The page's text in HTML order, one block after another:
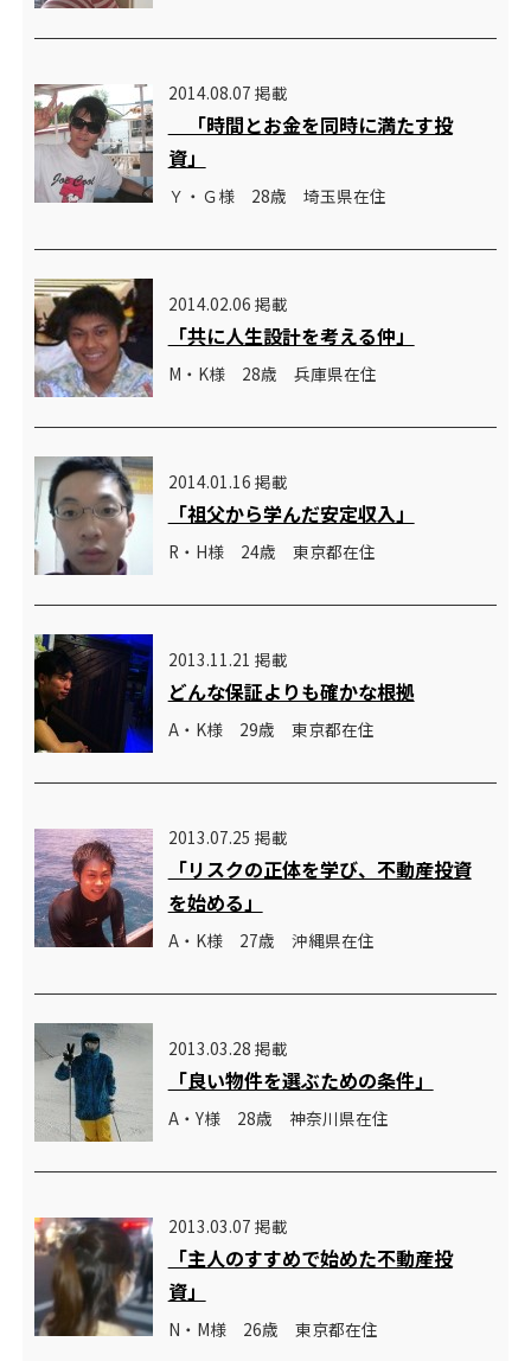
2014.08.07 掲載
「時間とお金を同時に満たす投
資」
Ｙ・Ｇ様 28歳 埼玉県在住
2014.02.06 掲載
「共に人生設計を考える仲」
M・K様 28歳 兵庫県在住
2014.01.16 掲載
「祖父から学んだ安定収入」
R・H様 24歳 東京都在住
2013.11.21 掲載
どんな保証よりも確かな根拠
A・K様 29歳 東京都在住
2013.07.25 掲載
「リスクの正体を学び、不動産投資
を始める」
A・K様 27歳 沖縄県在住
2013.03.28 掲載
「良い物件を選ぶための条件」
A・Y様 28歳 神奈川県在住
2013.03.07 掲載
「主人のすすめで始めた不動産投
資」
N・M様 26歳 東京都在住